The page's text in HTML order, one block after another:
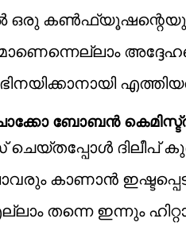
ഒരു കൺഫ്യൂഷന്റെയും
ബോബൻ
ചെയ്തപ്പോൾ ദിലീപ്
കാണാൻ
തന്നെ ഇന്നും